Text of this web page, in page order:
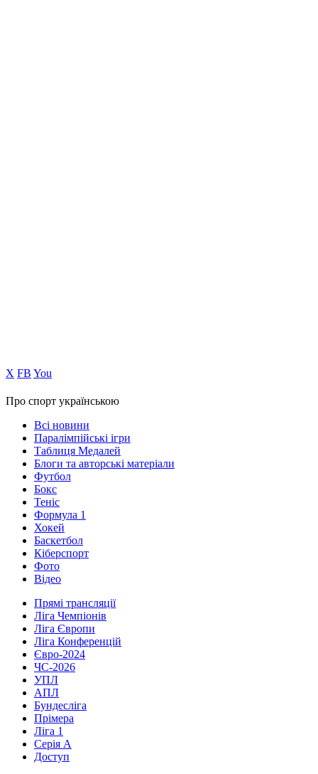
Х FB You
Про спорт українською
Всі новини
Паралімпійські ігри
Таблиця Медалей
Блоги та авторські матеріали
Футбол
Бокс
Теніс
Формула 1
Хокей
Баскетбол
Кіберспорт
Фото
Відео
Прямі трансляції
Ліга Чемпіонів
Ліга Європи
Ліга Конференцій
Євро-2024
ЧС-2026
УПЛ
АПЛ
Бундесліга
Прімера
Ліга 1
Серія А
Доступ